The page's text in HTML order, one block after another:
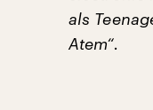
als
Atem“.